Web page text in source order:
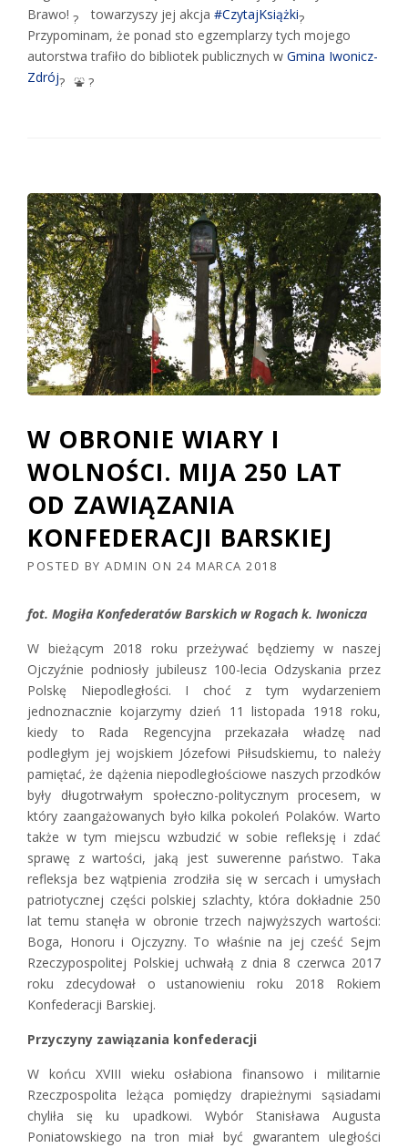
Brawo!
towarzyszy jej akcja #CzytajKsiążki
Przypominam, że ponad sto egzemplarzy tych mojego
autorstwa trafiło do bibliotek publicznych w Gmina Iwonicz-
Zdrój
W OBRONIE WIARY I
WOLNOŚCI. MIJA 250 LAT
OD ZAWIĄZANIA
KONFEDERACJI BARSKIEJ
POSTED BY ADMIN ON 24 MARCA 2018
fot. Mogiła Konfederatów Barskich w Rogach k. Iwonicza
W bieżącym 2018 roku przeżywać będziemy w naszej
Ojczyźnie podniosły jubileusz 100-lecia Odzyskania przez
Polskę Niepodległości. I choć z tym wydarzeniem
jednoznacznie kojarzymy dzień 11 listopada 1918 roku,
kiedy to Rada Regencyjna przekazała władzę nad
podległym jej wojskiem Józefowi Piłsudskiemu, to należy
pamiętać, że dążenia niepodległościowe naszych przodków
były długotrwałym społeczno-politycznym procesem, w
który zaangażowanych było kilka pokoleń Polaków. Warto
także w tym miejscu wzbudzić w sobie refleksję i zdać
sprawę z wartości, jaką jest suwerenne państwo. Taka
refleksja bez wątpienia zrodziła się w sercach i umysłach
patriotycznej części polskiej szlachty, która dokładnie 250
lat temu stanęła w obronie trzech najwyższych wartości:
Boga, Honoru i Ojczyzny. To właśnie na jej cześć Sejm
Rzeczypospolitej Polskiej uchwałą z dnia 8 czerwca 2017
roku zdecydował o ustanowieniu roku 2018 Rokiem
Konfederacji Barskiej.
Przyczyny zawiązania konfederacji
W końcu XVIII wieku osłabiona finansowo i militarnie
Rzeczpospolita leżąca pomiędzy drapieżnymi sąsiadami
chyliła się ku upadkowi. Wybór Stanisława Augusta
Poniatowskiego na tron miał być gwarantem uległości